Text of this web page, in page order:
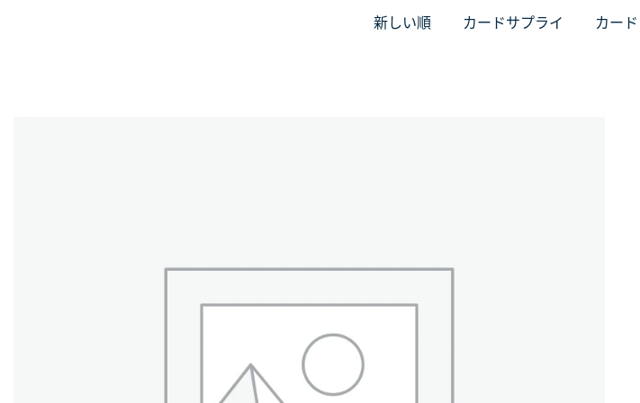
新しい順 カードサプライ カード